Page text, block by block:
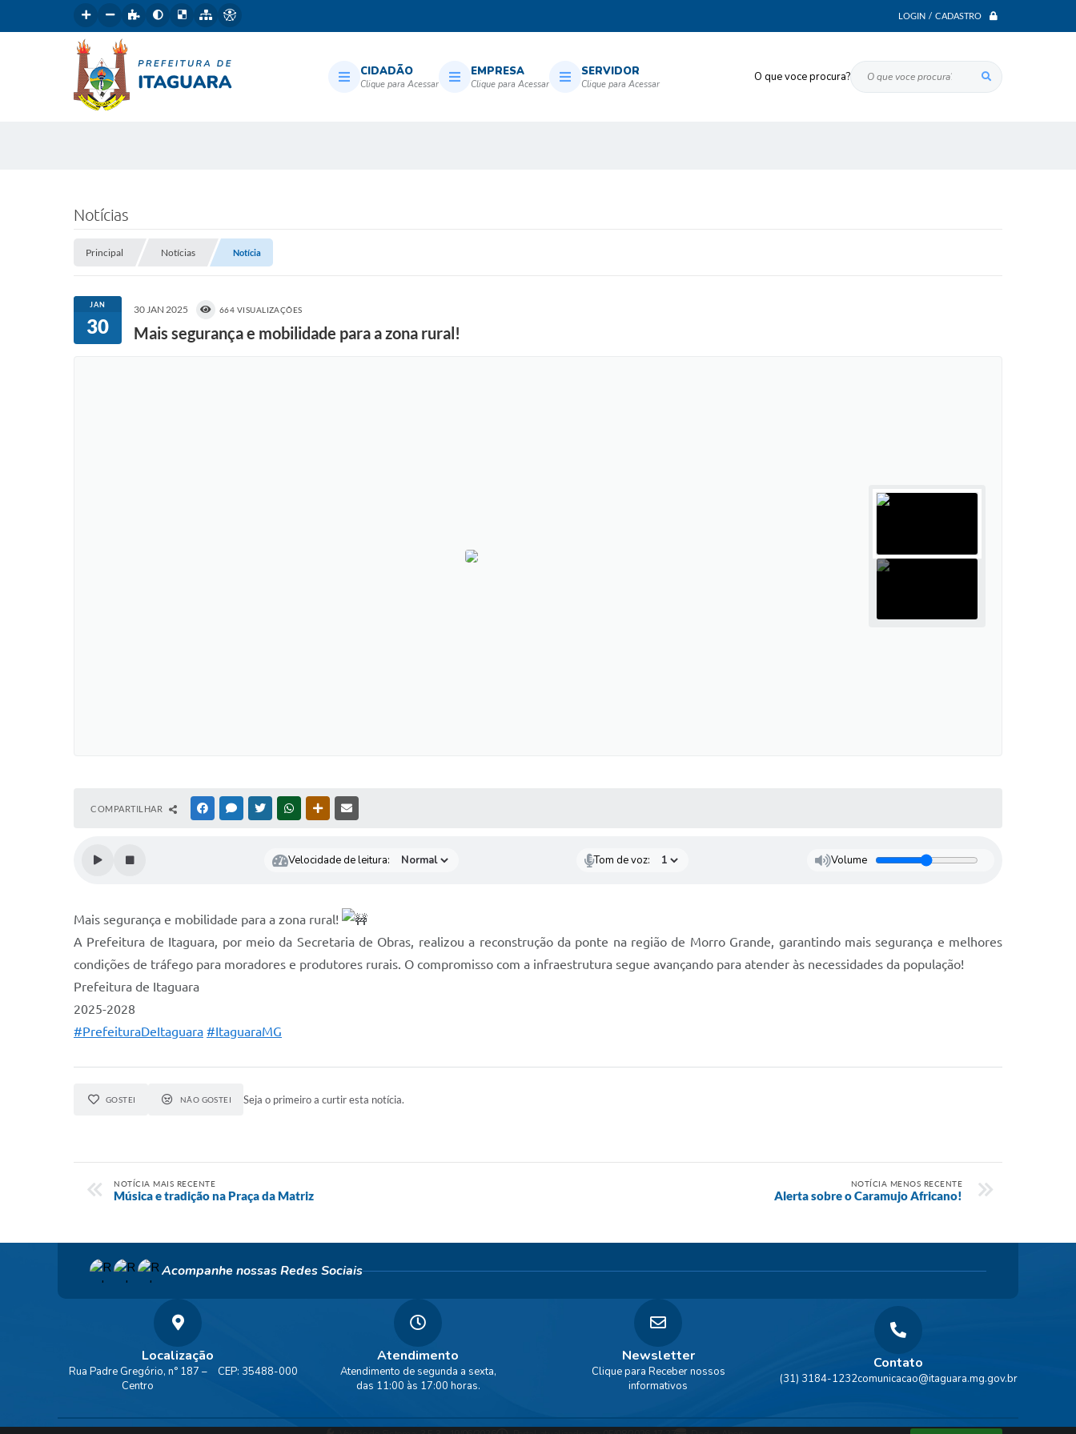
LOGIN / CADASTRO
O que voce procura?
CIDADÃO EMPRESA SERVIDOR
Notícias
Principal Notícias Notícia
JAN
30
30 JAN 2025 664 VISUALIZAÇÕES
Mais segurança e mobilidade para a zona rural!
COMPARTILHAR FACEBOOKMESSENGER
TWITTERWHATSAPPOUTRAS MÍDIAS
Velocidade de leitura: Tom de voz: Volume
Mais segurança e mobilidade para a zona rural!
A Prefeitura de Itaguara, por meio da Secretaria de Obras, realizou a reconstrução da ponte na região de Morro Grande, garantindo mais segurança e melhores
condições de tráfego para moradores e produtores rurais. O compromisso com a infraestrutura segue avançando para atender às necessidades da população!
Prefeitura de Itaguara
2025-2028
#PrefeituraDeItaguara #ItaguaraMG
GOSTEI NÃO GOSTEI Seja o primeiro a curtir esta notícia.
NOTÍCIA MAIS RECENTE
Música e tradição na Praça da Matriz
NOTÍCIA MENOS RECENTE
Alerta sobre o Caramujo Africano!
Acompanhe nossas Redes Sociais
Localização
Rua Padre Gregório, n° 187 –
Centro
CEP: 35488-000 Contato
(31) 3184-1232comunicacao@itaguara.mg.gov.br
Atendimento
Atendimento de segunda a sexta,
das 11:00 às 17:00 horas.
Newsletter
Clique para Receber nossos
informativos